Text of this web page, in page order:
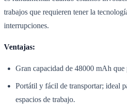
trabajos que requieren tener la
interrupciones.
Ventajas:
Gran capacidad de 48000 mAh que
Portátil y fácil de transportar; ideal
espacios de trabajo.